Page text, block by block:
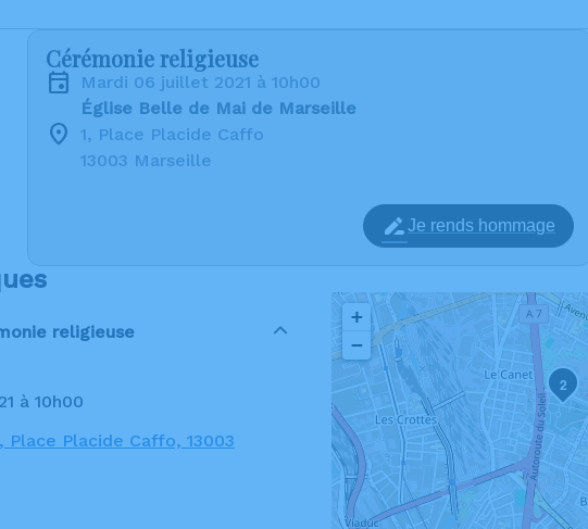
Cérémonie religieuse
mardi 06 juillet 2021 à 10h00
Église Belle de Mai de Marseille
1, Place Placide Caffo
13003 Marseille
Je rends hommage
religieuse
à 10h00
Place Placide Caffo, 13003
2
+
−